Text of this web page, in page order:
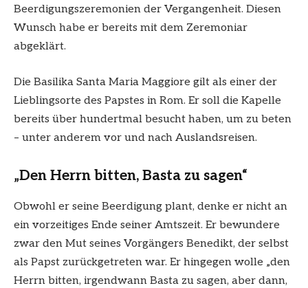
Beerdigungszeremonien der Vergangenheit. Diesen
Wunsch habe er bereits mit dem Zeremoniar
abgeklärt.
Die Basilika Santa Maria Maggiore gilt als einer der
Lieblingsorte des Papstes in Rom. Er soll die Kapelle
bereits über hundertmal besucht haben, um zu beten
– unter anderem vor und nach Auslandsreisen.
„Den Herrn bitten, Basta zu sagen“
Obwohl er seine Beerdigung plant, denke er nicht an
ein vorzeitiges Ende seiner Amtszeit. Er bewundere
zwar den Mut seines Vorgängers Benedikt, der selbst
als Papst zurückgetreten war. Er hingegen wolle „den
Herrn bitten, irgendwann Basta zu sagen, aber dann,